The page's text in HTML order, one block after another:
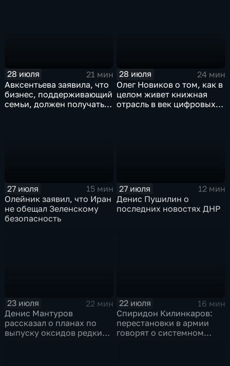
28 июля
21 мин
Авксентьева заявила, что
бизнес, поддерживающий
семьи, должен получать
28 июля
24 мин
Олег Новиков о том, как в
целом живет книжная
отрасль в век цифровых
27 июля
15 мин
Олейник заявил, что Иран
не обещал Зеленскому
безопасность
27 июля
12 мин
Денис Пушилин о
последних новостях ДНР
23 июля
22 мин
Денис Мантуров
рассказал о планах по
выпуску оксидов редких
22 июля
16 мин
Спиридон Килинкаров:
перестановки в армии
говорят о системном